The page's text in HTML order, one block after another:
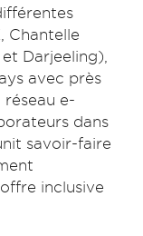
Chantelle
Darjeeling),
avec près
e-
dans
savoir-faire
inclusive